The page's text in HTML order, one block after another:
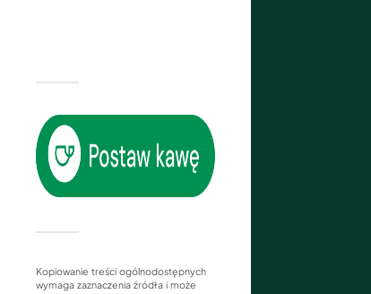
Kopiowanie treści ogólnodostępnych
wymaga zaznaczenia źródła i może